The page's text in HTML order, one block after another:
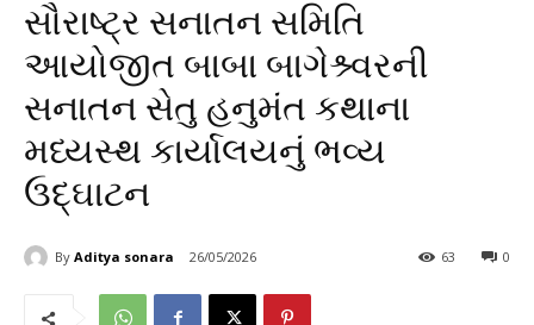
સૌરાષ્ટ્ર સનાતન સમિતિ
આયોજીત બાબા બાગેશ્ર્વરની
સનાતન સેતુ હનુમંત કથાના
મધ્યસ્થ કાર્યાલયનું ભવ્ય
ઉદ્ઘાટન
By Aditya sonara 26/05/2026 0
63